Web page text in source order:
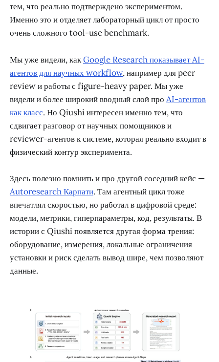
тем, что реально подтверждено экспериментом.
Именно это и отделяет лабораторный цикл от просто
очень сложного tool-use benchmark.
Мы уже видели, какGoogle Research показывает AI-
агентов для научных workflow, например для peer
review и работы с figure-heavy paper. Мы уже
видели и более широкий вводный слой про AI-агентов
как класс. Но Qiushi интересен именно тем, что
сдвигает разговор от научных помощников и
reviewer-агентов к системе, которая реально входит в
физический контур эксперимента.
Здесь полезно помнить и про другой соседний кейс —
Autoresearch Карпати. Там агентный цикл тоже
впечатлял скоростью, но работал в цифровой среде:
модели, метрики, гиперпараметры, код, результаты. В
истории с Qiushi появляется другая форма трения:
оборудование, измерения, локальные ограничения
установки и риск сделать вывод шире, чем позволяют
данные.